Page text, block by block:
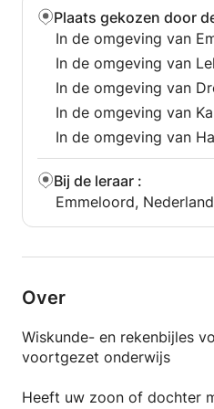
Plaats gekozen door
In de omgeving van
In de omgeving van
In de omgeving van
In de omgeving van
In de omgeving van
Bij de leraar :
Emmeloord, Nederland
Over
Wiskunde- en rekenbijles
voortgezet onderwijs
Heeft uw zoon of dochter